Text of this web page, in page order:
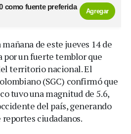
como fuente preferida
Agregar
mañana de este jueves 14 de
por un fuerte temblor que
territorio nacional. El
(SGC) confirmó que
tuvo una magnitud de 5.6,
del país, generando
ciudadanos.